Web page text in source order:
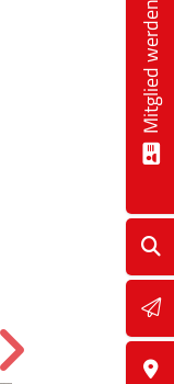
Mitglied werden!